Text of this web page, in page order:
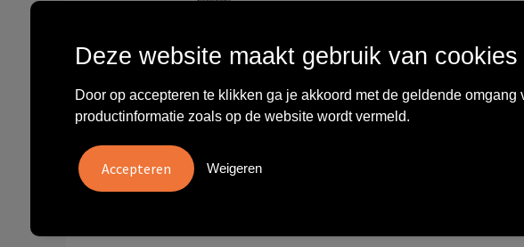
60564-Sv
Deze website maakt gebruik van cookies
Door op accepteren te klikken ga je akkoord met de geldende omgang
productinformatie zoals op de website wordt vermeld.
Weigeren